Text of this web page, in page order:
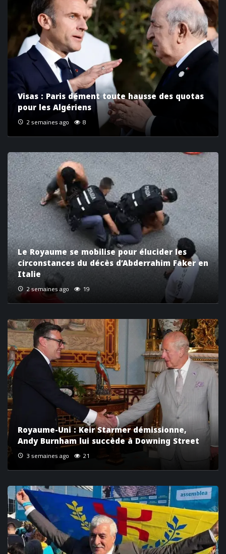
Visas : Paris dément toute hausse des quotas
pour les Algériens
2 semaines ago 8
Le Royaume se mobilise pour élucider les
circonstances du décès d’Abderrahim Faker en
Italie
2 semaines ago 19
Royaume-Uni : Keir Starmer démissionne,
Andy Burnham lui succède à Downing Street
3 semaines ago 21